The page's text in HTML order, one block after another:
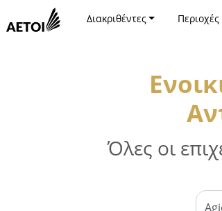
Διακριθέντες Περιοχές
Όλες οι